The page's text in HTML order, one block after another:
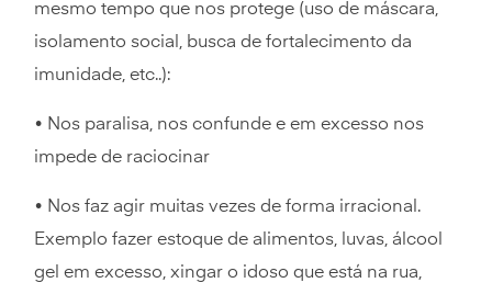
mesmo tempo que nos protege (uso de máscara,
isolamento social, busca de fortalecimento da
imunidade, etc..):
• Nos paralisa, nos confunde e em excesso nos
impede de raciocinar
• Nos faz agir muitas vezes de forma irracional.
Exemplo fazer estoque de alimentos, luvas, álcool
gel em excesso, xingar o idoso que está na rua,